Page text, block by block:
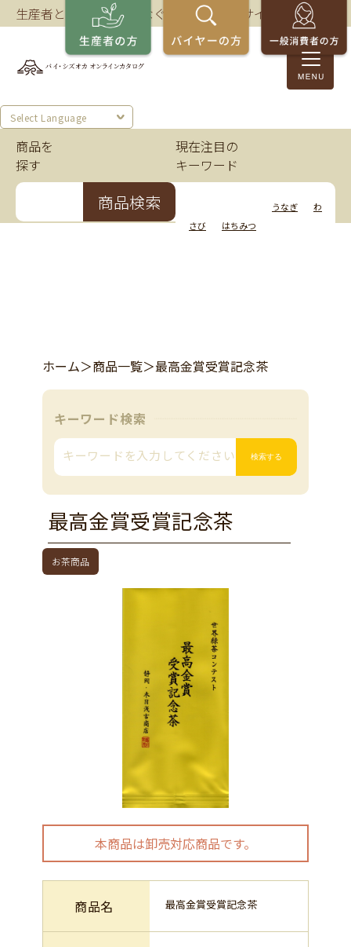
生産者とバイヤーをつなぐ、静岡の商談サイト。
Select Language
商品を
探す
商品検索
現在注目の
キーワード
うなぎ
わ
さび
はちみつ
ホーム＞商品一覧＞最高金賞受賞記念茶
キーワード検索
最高金賞受賞記念茶
お茶商品
本商品は卸売対応商品です。
商品名 最高金賞受賞記念茶